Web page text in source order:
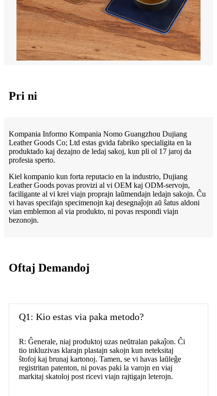
Pri ni
Kompania Informo Kompania Nomo Guangzhou Dujiang
Leather Goods Co; Ltd estas gvida fabriko specialigita en la
produktado kaj dezajno de ledaj sakoj, kun pli ol 17 jaroj da
profesia sperto.
Kiel kompanio kun forta reputacio en la industrio, Dujiang
Leather Goods povas provizi al vi OEM kaj ODM-servojn,
faciligante al vi krei viajn proprajn laŭmendajn ledajn sakojn. Ĉu
vi havas specifajn specimenojn kaj desegnaĵojn aŭ ŝatus aldoni
vian emblemon al via produkto, ni povas respondi viajn
bezonojn.
Oftaj Demandoj
Q1: Kio estas via paka metodo?
R: Ĝenerale, niaj produktoj uzas neŭtralan pakaĵon. Ĉi
tio inkluzivas klarajn plastajn sakojn kun neteksitaj
ŝtofoj kaj brunaj kartonoj. Tamen, se vi havas laŭleĝe
registritan patenton, ni povas paki la varojn en viaj
markitaj skatoloj post ricevi viajn rajtigajn leterojn.